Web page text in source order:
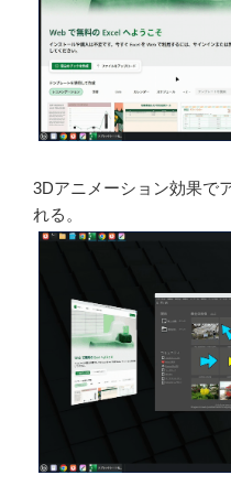
3Dアニメーション効果で
れる。